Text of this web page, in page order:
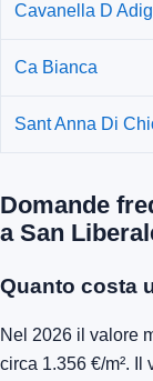
Cavanella D
Ca Bianca
Sant Anna Di
Domande
a San
Quanto costa
Nel 2026 il valore
circa 1.356 €/m².